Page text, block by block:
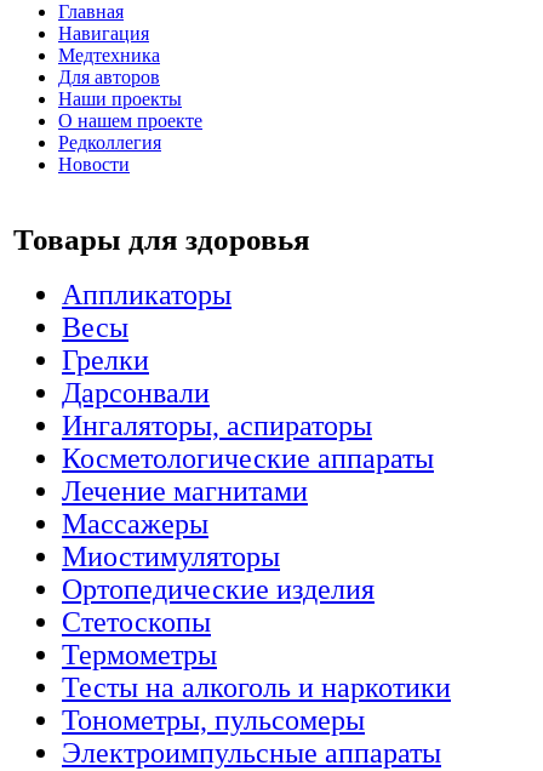
Главная
Навигация
Медтехника
Для авторов
Наши проекты
О нашем проекте
Редколлегия
Новости
Товары для здоровья
Аппликаторы
Весы
Грелки
Дарсонвали
Ингаляторы, аспираторы
Косметологические аппараты
Лечение магнитами
Массажеры
Миостимуляторы
Ортопедические изделия
Стетоскопы
Термометры
Тесты на алкоголь и наркотики
Тонометры, пульсомеры
Электроимпульсные аппараты